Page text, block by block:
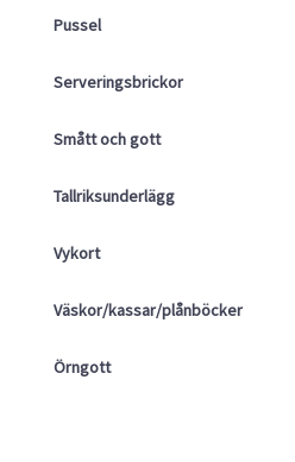
Pussel
Serveringsbrickor
Smått och gott
Tallriksunderlägg
Vykort
Väskor/kassar/plånböcker
Örngott